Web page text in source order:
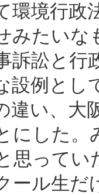
環境行政
みたい
訴訟と行
設例とし
違い、大
にした。
思ってい
ール生